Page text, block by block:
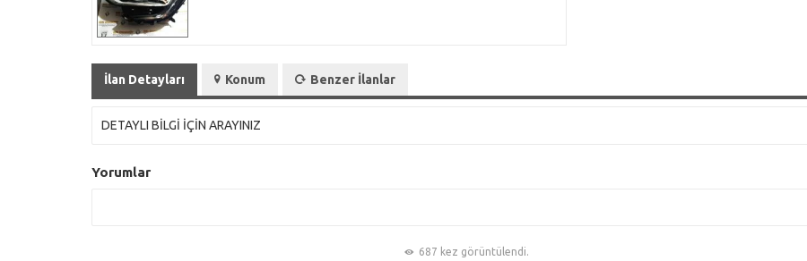
İlan Detayları Konum Benzer İlanlar
DETAYLI BİLGİ İÇİN ARAYINIZ
Yorumlar
687 kez görüntülendi.